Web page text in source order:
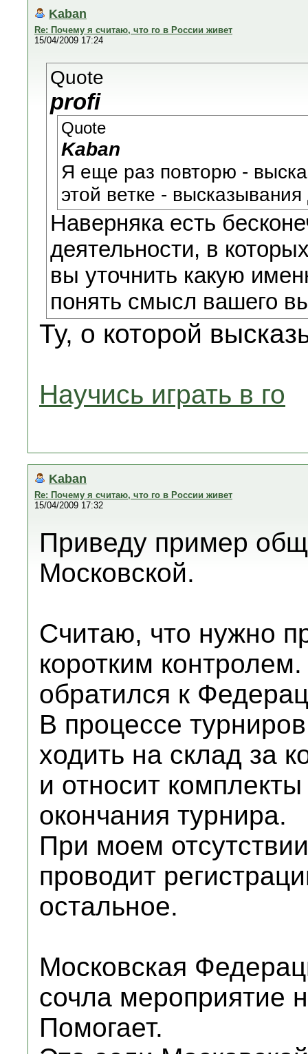
Kaban
Re: Почему я считаю, что го в России живет
15/04/2009 17:24
Quote
profi
Quote
Kaban
Я еще раз повторю -
этой ветке -
Наверняка есть
деятельности, в
вы уточнить какую
понять смысл вашего
Ту, о которой
Научись играть в го
Kaban
Re: Почему я считаю, что го в России живет
15/04/2009 17:32
Приведу пример
Московской.
Считаю, что нужно
коротким
обратился к
В процессе
ходить на склад за
и относит
окончания турнира.
При моем
проводит
остальное.
Московская
сочла мероприятие
Помогает.